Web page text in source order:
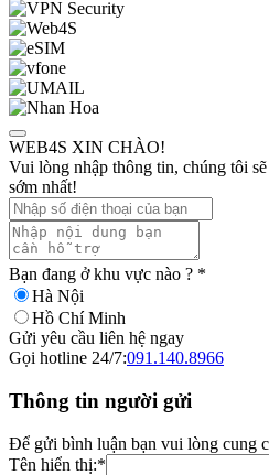
WEB4S XIN CHÀO!
Vui lòng nhập thông tin, chúng tôi
sớm nhất!
Bạn đang ở khu vực nào ? *
Hà Nội
Hồ Chí Minh
Gửi yêu cầu liên hệ ngay
Gọi hotline 24/7:091.140.8966
Thông tin người gửi
Để gửi bình luận bạn vui lòng cung
Tên hiển thị:*